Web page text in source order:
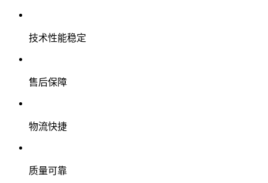
技术性能稳定
售后保障
物流快捷
质量可靠